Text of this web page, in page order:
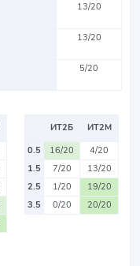
13/20
13/20
5/20
ИТ2Б
ИТ2М
0.5
16/20
4/20
1.5
7/20
13/20
2.5
1/20
19/20
3.5
0/20 20/20